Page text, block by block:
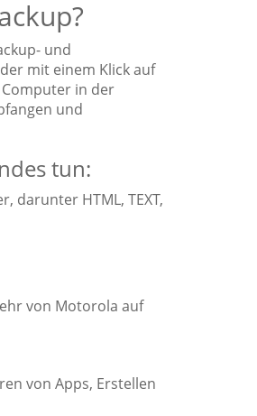
und
mit einem Klick auf
in der
und
tun:
darunter HTML, TEXT,
von Motorola auf
von Apps, Erstellen